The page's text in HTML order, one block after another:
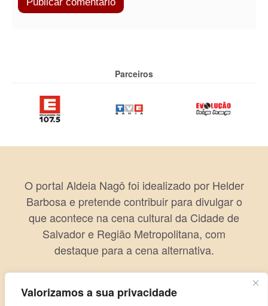
Valorizamos a sua privacidade
Parceiros
O portal Aldeia Nagô foi idealizado por Helder
Barbosa e pretende contribuir para divulgar o
que acontece na cena cultural da Cidade de
Salvador e Região Metropolitana, com
destaque para a cena alternativa.